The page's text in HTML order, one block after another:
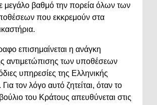
μεγάλο βαθμό την πορεία όλων των
που εκκρεμούν στα
επισημαίνεται η ανάγκη
αντιμετώπισης των υποθέσεων
υπηρεσίες της Ελληνικής
τον λόγο αυτό ζητείται, όταν το
του Κράτους απευθύνεται στις